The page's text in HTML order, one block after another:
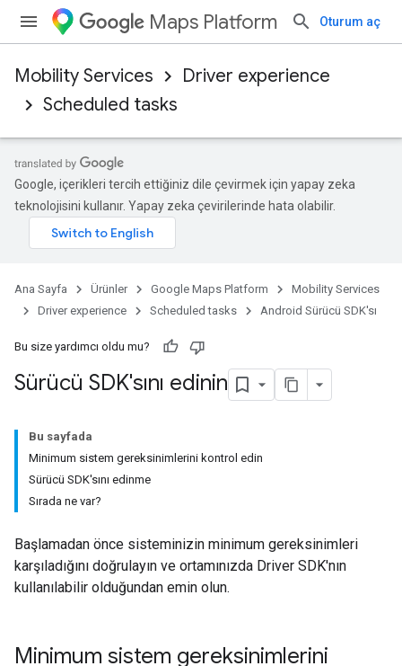
Maps Platform Oturum aç
Mobility Services
Driver experience
Scheduled tasks
Google, içerikleri tercih ettiğiniz dile çevirmek için yapay zeka
teknolojisini kullanır. Yapay zeka çevirilerinde hata olabilir.
Ana Sayfa Ürünler Google Maps Platform
Mobility Services
Driver experience
Scheduled tasks Android Sürücü SDK'sı
Bu size yardımcı oldu mu?
Sürücü SDK'sını edinin
Bu sayfada
Minimum sistem gereksinimlerini kontrol edin
Sürücü SDK'sını edinme
Sırada ne var?
Başlamadan önce sisteminizin minimum gereksinimleri
karşıladığını doğrulayın ve ortamınızda Driver SDK'nın
kullanılabilir olduğundan emin olun.
Minimum sistem gereksinimlerini